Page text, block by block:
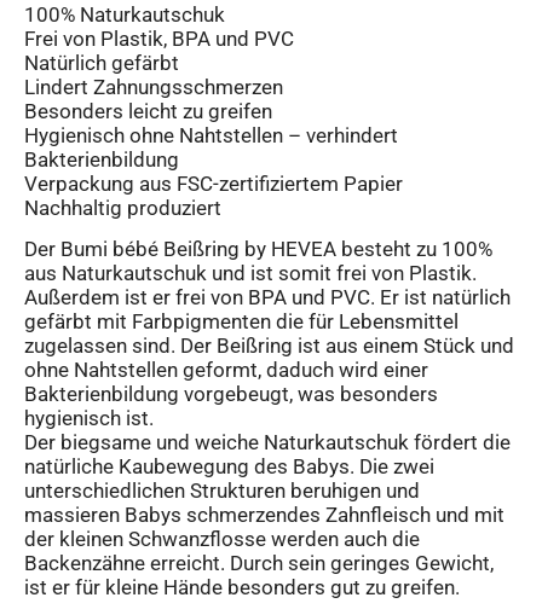
100% Naturkautschuk
Frei von Plastik, BPA und PVC
Natürlich gefärbt
Lindert Zahnungsschmerzen
Besonders leicht zu greifen
Hygienisch ohne Nahtstellen – verhindert
Bakterienbildung
Verpackung aus FSC-zertifiziertem Papier
Nachhaltig produziert
Der Bumi bébé Beißring by HEVEA besteht zu 100%
aus Naturkautschuk und ist somit frei von Plastik.
Außerdem ist er frei von BPA und PVC. Er ist natürlich
gefärbt mit Farbpigmenten die für Lebensmittel
zugelassen sind. Der Beißring ist aus einem Stück und
ohne Nahtstellen geformt, daduch wird einer
Bakterienbildung vorgebeugt, was besonders
hygienisch ist.
Der biegsame und weiche Naturkautschuk fördert die
natürliche Kaubewegung des Babys. Die zwei
unterschiedlichen Strukturen beruhigen und
massieren Babys schmerzendes Zahnfleisch und mit
der kleinen Schwanzflosse werden auch die
Backenzähne erreicht. Durch sein geringes Gewicht,
ist er für kleine Hände besonders gut zu greifen.